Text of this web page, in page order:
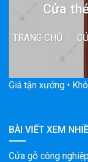
Cửa
TRANG CHỦ /
Giá tận xưởng •
BÀI VIẾT XEM
Cửa gỗ công